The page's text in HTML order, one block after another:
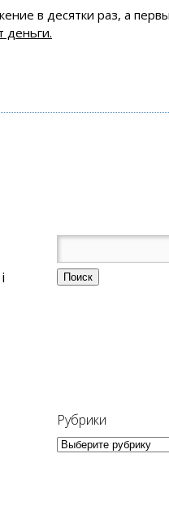
в десятки раз, а
деньги.
Рубрики
Рубрики